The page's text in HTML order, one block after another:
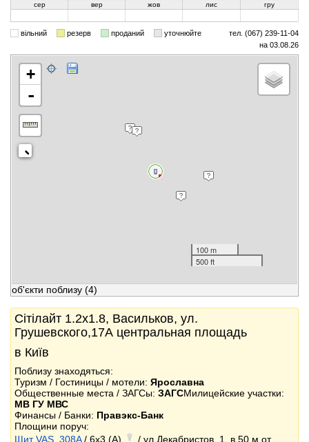
сер
вер жов лис гру
вільний резерв проданий уточнюйте
тел. (067) 239-11-04
на 03.08.26
+
-
100 m
500 ft
об'єкти поблизу (4)
Сітілайт 1.2x1.8, Васильков, ул.
Грушевского,17А центральная площадь
в Київ
Поблизу знаходяться:
Туризм / Гостиницы / мотели: Ярославна
Общественные места / ЗАГСы: ЗАГСМилицейские участки:
МВ ГУ МВС
Финансы / Банки: Правэкс-Банк
Площини поруч:
Щит VAS_308A/ 6x3 (A)
/ ул.Декабристов, 1, в 50 м от